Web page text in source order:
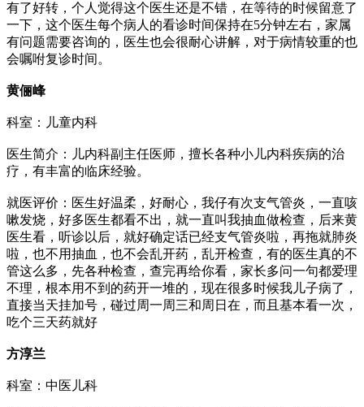
有了好转，个人觉得这个医生还是不错，在等待的时候留意了
一下，这个医生每个病人的看诊时间保持在5分钟左右，家属
有问题需要咨询的，医生也会很耐心讲解，对于病情较重的也
会嘱咐复诊时间。
黄俪峰
科室：儿童内科
医生简介：儿内科副主任医师，擅长各种小儿内科疾病的治
疗，有丰富的临床经验。
就医评价：医生好温柔，好耐心，我仔有次支气管炎，一直咳
嗽发烧，好多医生都看不出，就一直叫我抽血做检查，后来黄
医生看，听诊以后，就好确定话已经支气管炎啦，再拖就肺炎
啦，也不用抽血，也不会乱开药，乱开检查，有的医生真的不
管这么多，先各种检查，查完再给你看，家长多问一句都爱理
不理，根本用不到的药开一堆的，现在很多时候我儿子病了，
直接当天挂加号，碰过周一周三和周日在，而且基本看一次，
吃个三天药就好
方淳兰
科室：中医儿科